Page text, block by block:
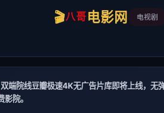
🎬八哥电影网 电视剧
双端院线豆瓣极速4K无广告片库即将上线，无
院。